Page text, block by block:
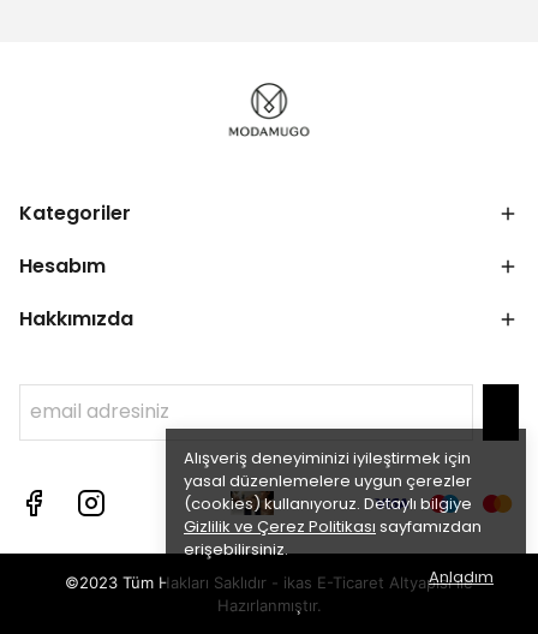
Alışveriş deneyiminizi iyileştirmek için
yasal düzenlemelere uygun çerezler
(cookies) kullanıyoruz. Detaylı bilgiye
Gizlilik ve Çerez Politikası sayfamızdan
erişebilirsiniz.
Anladım
Kategoriler
Hesabım
Hakkımızda
©2023 Tüm Hakları Saklıdır - ikas E-Ticaret Altyapısı ile
Hazırlanmıştır.